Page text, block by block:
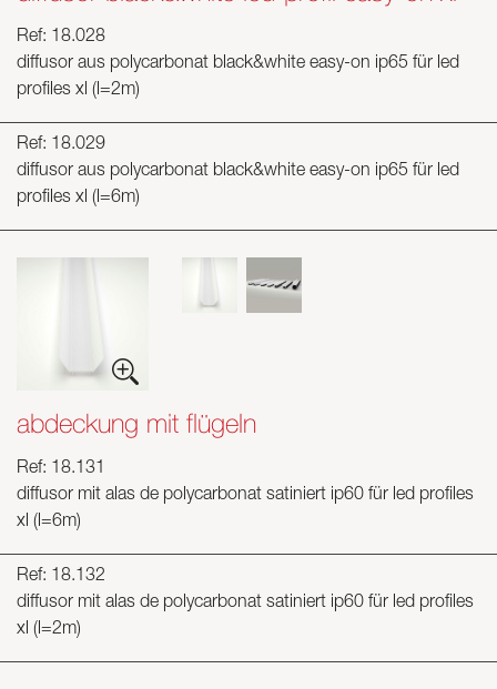
Ref: 18.028
diffusor aus polycarbonat black&white easy-on ip65 für led
profiles xl (l=2m)
Ref: 18.029
diffusor aus polycarbonat black&white easy-on ip65 für led
profiles xl (l=6m)
abdeckung mit flügeln
Ref: 18.131
diffusor mit alas de polycarbonat satiniert ip60 für led profiles
xl (l=6m)
Ref: 18.132
diffusor mit alas de polycarbonat satiniert ip60 für led profiles
xl (l=2m)